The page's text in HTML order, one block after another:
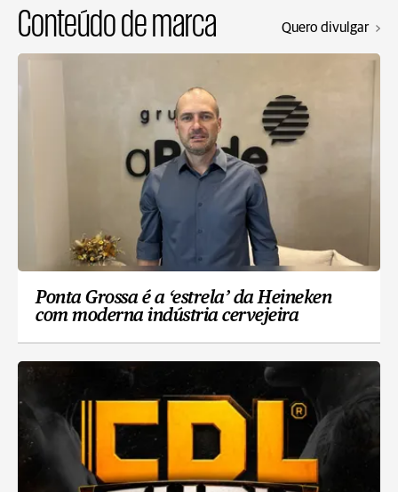
Conteúdo de marca Quero divulgar
Ponta Grossa é a ‘estrela’ da Heineken
com moderna indústria cervejeira